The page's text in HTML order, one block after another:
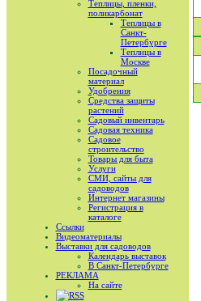
Теплицы, пленки,
поликарбонат
Теплицы в
Санкт-
Петербурге
Теплицы в
Москве
Посадочный
материал
Удобрения
Средства защиты
растений
Садовый инвентарь
Садовая техника
Садовое
строительство
Товары для быта
Услуги
СМИ, сайты для
садоводов
Интернет магазины
Регистрация в
каталоге
Ссылки
Видеоматериалы
Выставки для садоводов
Календарь выставок
В Санкт-Петербурге
РЕКЛАМА
На сайте
RSS